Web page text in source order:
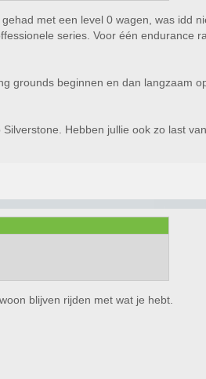
met een level 0 wagen, was idd
series. Voor één endurance
grounds beginnen en dan langzaam
Hebben jullie ook zo last
blijven rijden met wat je hebt.